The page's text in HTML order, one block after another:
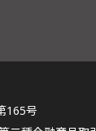
165号